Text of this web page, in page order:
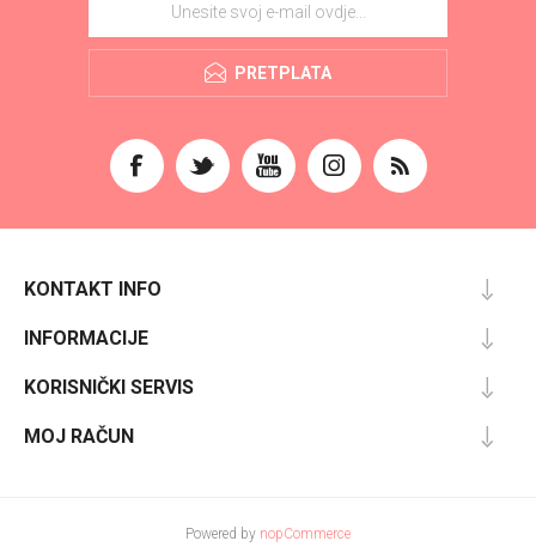
PRETPLATA
KONTAKT INFO
INFORMACIJE
KORISNIČKI SERVIS
MOJ RAČUN
Powered by nopCommerce